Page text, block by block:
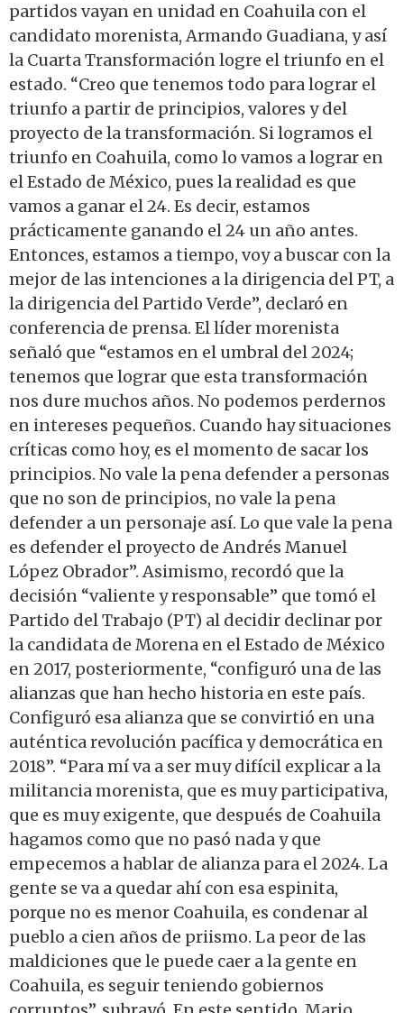
partidos vayan en unidad en Coahuila con el
candidato morenista, Armando Guadiana, y así
la Cuarta Transformación logre el triunfo en el
estado. “Creo que tenemos todo para lograr el
triunfo a partir de principios, valores y del
proyecto de la transformación. Si logramos el
triunfo en Coahuila, como lo vamos a lograr en
el Estado de México, pues la realidad es que
vamos a ganar el 24. Es decir, estamos
prácticamente ganando el 24 un año antes.
Entonces, estamos a tiempo, voy a buscar con la
mejor de las intenciones a la dirigencia del PT, a
la dirigencia del Partido Verde”, declaró en
conferencia de prensa. El líder morenista
señaló que “estamos en el umbral del 2024;
tenemos que lograr que esta transformación
nos dure muchos años. No podemos perdernos
en intereses pequeños. Cuando hay situaciones
críticas como hoy, es el momento de sacar los
principios. No vale la pena defender a personas
que no son de principios, no vale la pena
defender a un personaje así. Lo que vale la pena
es defender el proyecto de Andrés Manuel
López Obrador”. Asimismo, recordó que la
decisión “valiente y responsable” que tomó el
Partido del Trabajo (PT) al decidir declinar por
la candidata de Morena en el Estado de México
en 2017, posteriormente, “configuró una de las
alianzas que han hecho historia en este país.
Configuró esa alianza que se convirtió en una
auténtica revolución pacífica y democrática en
2018”. “Para mí va a ser muy difícil explicar a la
militancia morenista, que es muy participativa,
que es muy exigente, que después de Coahuila
hagamos como que no pasó nada y que
empecemos a hablar de alianza para el 2024. La
gente se va a quedar ahí con esa espinita,
porque no es menor Coahuila, es condenar al
pueblo a cien años de priismo. La peor de las
maldiciones que le puede caer a la gente en
Coahuila, es seguir teniendo gobiernos